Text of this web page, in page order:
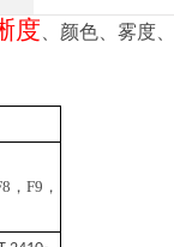
度 、颜色 、雾度、
，F9，